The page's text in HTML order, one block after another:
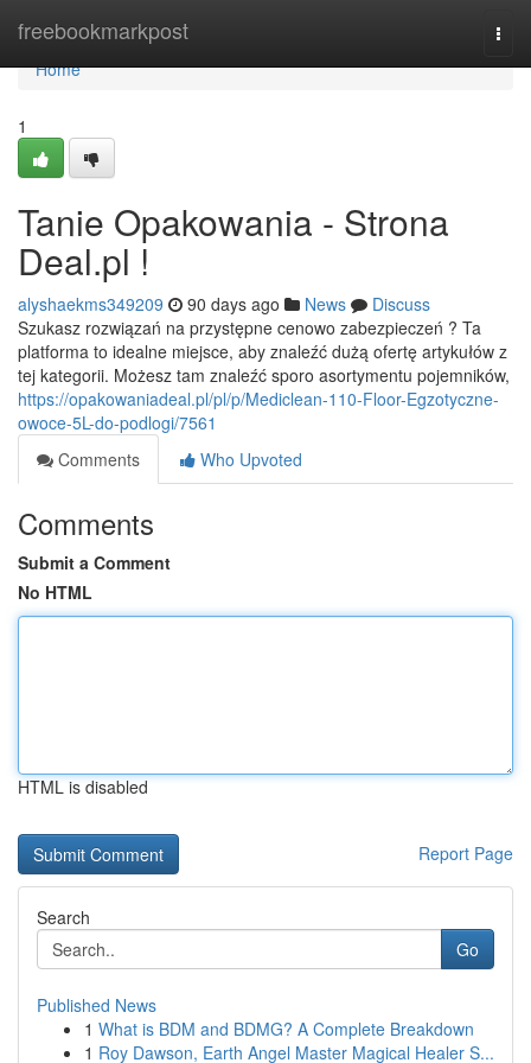
freebookmarkpost
Home
Home
1
Tanie Opakowania - Strona
Deal.pl !
alyshaekms349209 90 days ago News
Discuss
Szukasz rozwiązań na przystępne cenowo zabezpieczeń ? Ta
platforma to idealne miejsce, aby znaleźć dużą ofertę artykułów z
tej kategorii. Możesz tam znaleźć sporo asortymentu pojemników,
https://opakowaniadeal.pl/pl/p/Mediclean-110-Floor-Egzotyczne-
owoce-5L-do-podlogi/7561
Comments
Who Upvoted
Comments
Submit a Comment
No HTML
HTML is disabled
Report Page
Search
Go
Published News
1 What is BDM and BDMG? A Complete Breakdown
1 Roy Dawson, Earth Angel Master Magical Healer S...